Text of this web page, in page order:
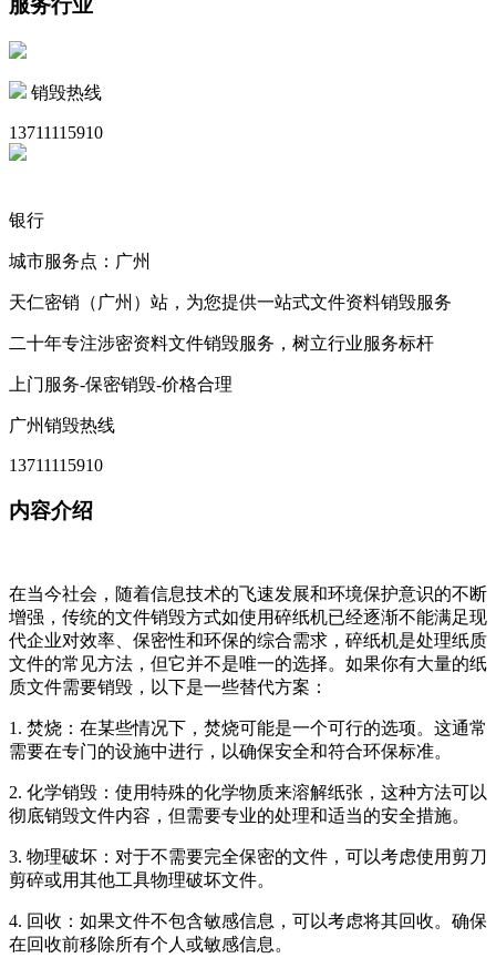
服务行业
销毁热线
13711115910
银行
城市服务点：广州
天仁密销（广州）站，为您提供一站式文件资料销毁服务
二十年专注涉密资料文件销毁服务，树立行业服务标杆
上门服务-保密销毁-价格合理
广州销毁热线
13711115910
内容介绍
在当今社会，随着信息技术的飞速发展和环境保护意识的不断
增强，传统的文件销毁方式如使用碎纸机已经逐渐不能满足现
代企业对效率、保密性和环保的综合需求，碎纸机是处理纸质
文件的常见方法，但它并不是唯一的选择。如果你有大量的纸
质文件需要销毁，以下是一些替代方案：
1. 焚烧：在某些情况下，焚烧可能是一个可行的选项。这通常
需要在专门的设施中进行，以确保安全和符合环保标准。
2. 化学销毁：使用特殊的化学物质来溶解纸张，这种方法可以
彻底销毁文件内容，但需要专业的处理和适当的安全措施。
3. 物理破坏：对于不需要完全保密的文件，可以考虑使用剪刀
剪碎或用其他工具物理破坏文件。
4. 回收：如果文件不包含敏感信息，可以考虑将其回收。确保
在回收前移除所有个人或敏感信息。